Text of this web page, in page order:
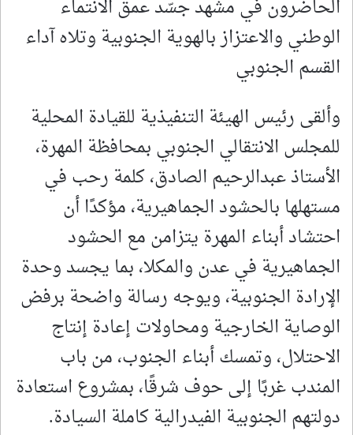
الحاضرون في مشهد جسّد عمق الانتماء
الوطني والاعتزاز بالهوية الجنوبية وتلاه آداء
القسم الجنوبي
وألقى رئيس الهيئة التنفيذية للقيادة المحلية
للمجلس الانتقالي الجنوبي بمحافظة المهرة،
الأستاذ عبدالرحيم الصادق، كلمة رحب في
مستهلها بالحشود الجماهيرية، مؤكدًا أن
احتشاد أبناء المهرة يتزامن مع الحشود
الجماهيرية في عدن والمكلا، بما يجسد وحدة
الإرادة الجنوبية، ويوجه رسالة واضحة برفض
الوصاية الخارجية ومحاولات إعادة إنتاج
الاحتلال، وتمسك أبناء الجنوب، من باب
المندب غربًا إلى حوف شرقًا، بمشروع استعادة
دولتهم الجنوبية الفيدرالية كاملة السيادة.